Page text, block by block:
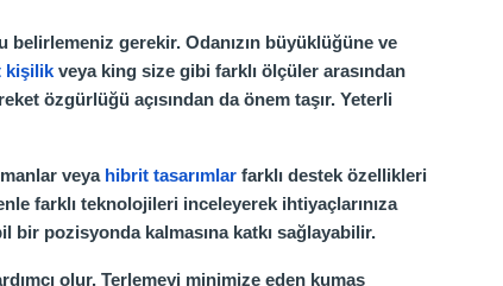
belirlemeniz gerekir. Odanızın büyüklüğüne ve
kişilik veya king size gibi farklı ölçüler arasından
özgürlüğü açısından da önem taşır. Yeterli
veya hibrit tasarımlar farklı destek özellikleri
farklı teknolojileri inceleyerek ihtiyaçlarınıza
bir pozisyonda kalmasına katkı sağlayabilir.
olur. Terlemeyi minimize eden kumaş